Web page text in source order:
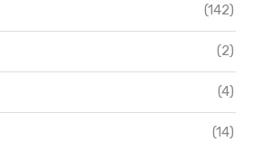
(142)
(2)
(4)
(14)